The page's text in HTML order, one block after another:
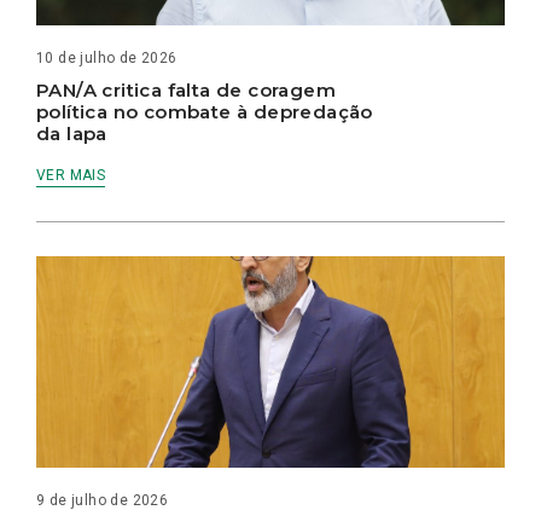
10 de julho de 2026
PAN/A critica falta de coragem
política no combate à depredação
da lapa
VER MAIS
9 de julho de 2026